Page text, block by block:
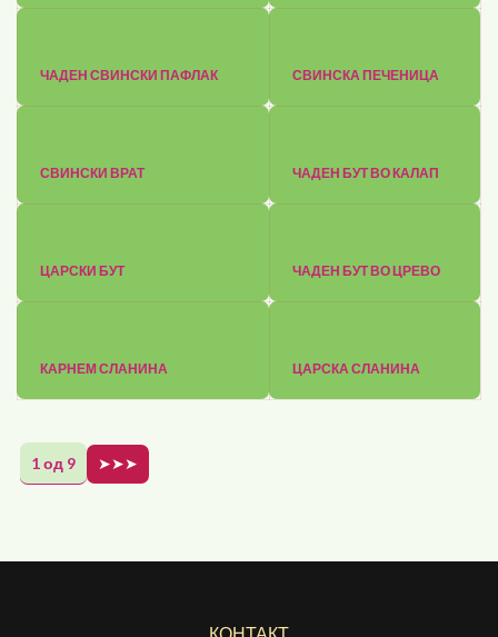
ЧАДЕН СВИНСКИ ПАФЛАК СВИНСКА ПЕЧЕНИЦА
СВИНСКИ ВРАТ ЧАДЕН БУТ ВО КАЛАП
ЦАРСКИ БУТ ЧАДЕН БУТ ВО ЦРЕВО
КАРНЕМ СЛАНИНА ЦАРСКА СЛАНИНА
1 од 9 ➤➤➤